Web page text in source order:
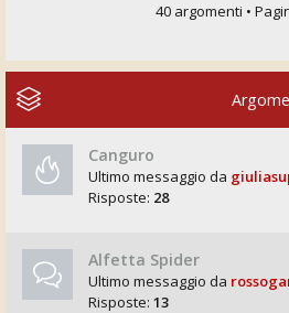
40 argomenti •
Canguro
Ultimo messaggio da
Risposte: 28
Alfetta Spider
Ultimo messaggio da
Risposte: 13